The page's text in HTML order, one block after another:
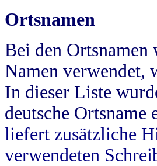
Ortsnamen
Bei den
Namen verwendet,
In dieser Liste
deutsche Ortsname
liefert zusätzliche
verwendeten